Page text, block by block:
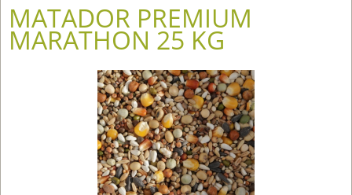
MATADOR PREMIUM
MARATHON 25 KG